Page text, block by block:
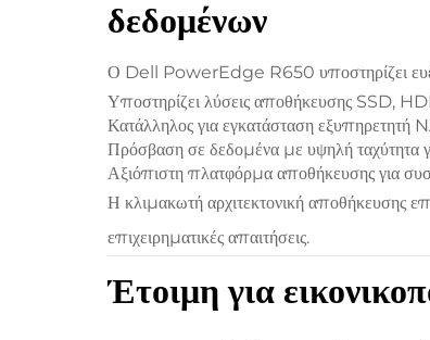
δεδομένων
Ο Dell PowerEdge R650 υποστηρίζει
Υποστηρίζει λύσεις αποθήκευσης SSD,
Κατάλληλος για εγκατάσταση εξυπηρετητή
Πρόσβαση σε δεδομένα με υψηλή ταχύτητα
Αξιόπιστη πλατφόρμα αποθήκευσης για
Η κλιμακωτή αρχιτεκτονική αποθήκευσης
επιχειρηματικές απαιτήσεις.
Έτοιμη για